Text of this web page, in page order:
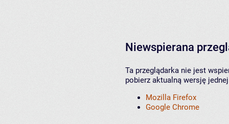
Niewspierana
Ta przeglądarka nie jest
pobierz aktualną wersję
Mozilla Firefox
Google Chrome